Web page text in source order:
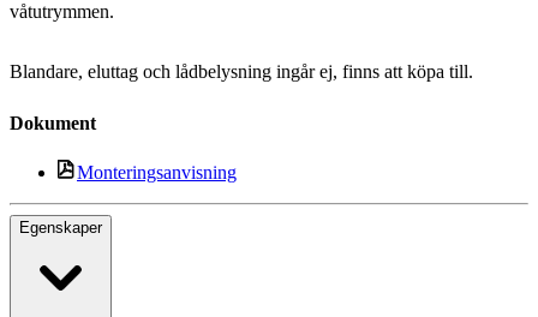
våtutrymmen.
Blandare, eluttag och lådbelysning ingår ej, finns att köpa till.
Dokument
Monteringsanvisning
Egenskaper